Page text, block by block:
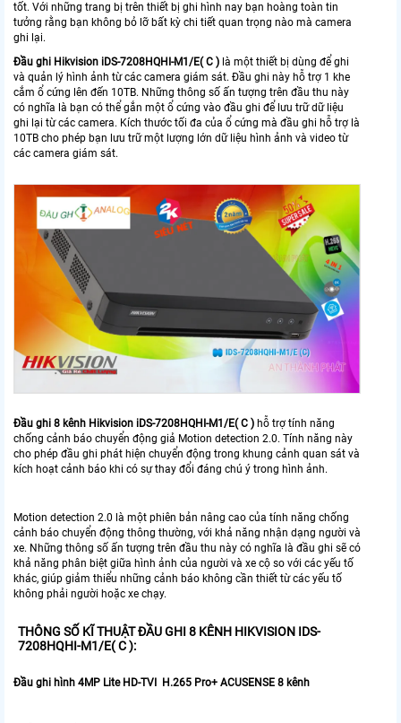
tốt. Với những trang bị trên thiết bị ghi hình nay bạn hoàng toàn tin
tưởng rằng bạn không bỏ lỡ bất kỳ chi tiết quan trọng nào mà camera
ghi lại.
Đầu ghi Hikvision iDS-7208HQHI-M1/E( C ) là một thiết bị dùng để ghi
và quản lý hình ảnh từ các camera giám sát. Đầu ghi này hỗ trợ 1 khe
cắm ổ cứng lên đến 10TB. Những thông số ấn tượng trên đầu thu này
có nghĩa là bạn có thể gắn một ổ cứng vào đầu ghi để lưu trữ dữ liệu
ghi lại từ các camera. Kích thước tối đa của ổ cứng mà đầu ghi hỗ trợ là
10TB cho phép bạn lưu trữ một lượng lớn dữ liệu hình ảnh và video từ
các camera giám sát.
Đầu ghi 8 kênh Hikvision iDS-7208HQHI-M1/E( C ) hỗ trợ tính năng
chống cảnh báo chuyển động giả Motion detection 2.0. Tính năng này
cho phép đầu ghi phát hiện chuyển động trong khung cảnh quan sát và
kích hoạt cảnh báo khi có sự thay đổi đáng chú ý trong hình ảnh.
Motion detection 2.0 là một phiên bản nâng cao của tính năng chống
cảnh báo chuyển động thông thường, với khả năng nhận dạng người và
xe. Những thông số ấn tượng trên đầu thu này có nghĩa là đầu ghi sẽ có
khả năng phân biệt giữa hình ảnh của người và xe cộ so với các yếu tố
khác, giúp giảm thiểu những cảnh báo không cần thiết từ các yếu tố
không phải người hoặc xe chạy.
THÔNG SỐ KĨ THUẬT ĐẦU GHI 8 KÊNH HIKVISION IDS-
7208HQHI-M1/E( C ):
Đầu ghi hình 4MP Lite HD-TVI H.265 Pro+ ACUSENSE 8 kênh